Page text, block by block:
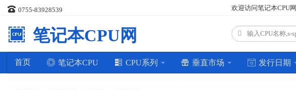
0755-83928539 欢迎访问笔记本CPU网
笔记本CPU网
首页 笔记本CPU CPU系列 垂直市场 发行日期